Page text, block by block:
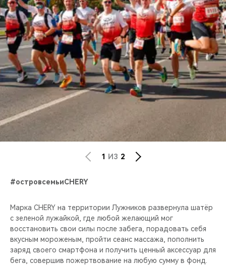
1 ИЗ 2
#островсемьиCHERY
Марка CHERY на территории Лужников развернула шатёр
с зеленой лужайкой, где любой желающий мог
восстановить свои силы после забега, порадовать себя
вкусным мороженым, пройти сеанс массажа, пополнить
заряд своего смартфона и получить ценный аксессуар для
бега, совершив пожертвование на любую сумму в фонд.